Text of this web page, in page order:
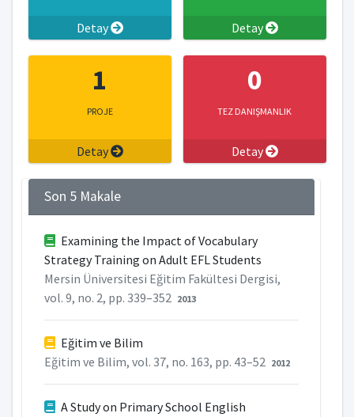
Detay Detay
1
PROJE
Detay
0
TEZ DANIŞMANLIK
Detay
Son 5 Makale
Examining the Impact of Vocabulary
Strategy Training on Adult EFL Students
Mersin Üniversitesi Eğitim Fakültesi Dergisi,
vol. 9, no. 2, pp. 339–352 2013
Eğitim ve Bilim
Eğitim ve Bilim, vol. 37, no. 163, pp. 43–52 2012
A Study on Primary School English